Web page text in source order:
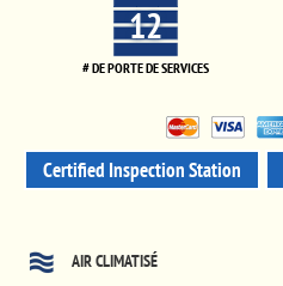
12
# DE PORTE DE SERVICES
Certified Inspection Station
AIR CLIMATISÉ